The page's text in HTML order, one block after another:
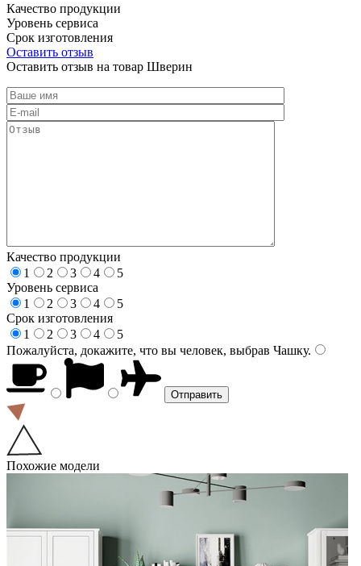
Качество продукции
Уровень сервиса
Срок изготовления
Оставить отзыв
Оставить отзыв на товар Шверин
Качество продукции
1
2 3 4
5
Уровень сервиса
1
2 3 4
5
Срок изготовления
1
2 3 4
5
Пожалуйста, докажите, что вы человек, выбрав Чашку.
Похожие модели